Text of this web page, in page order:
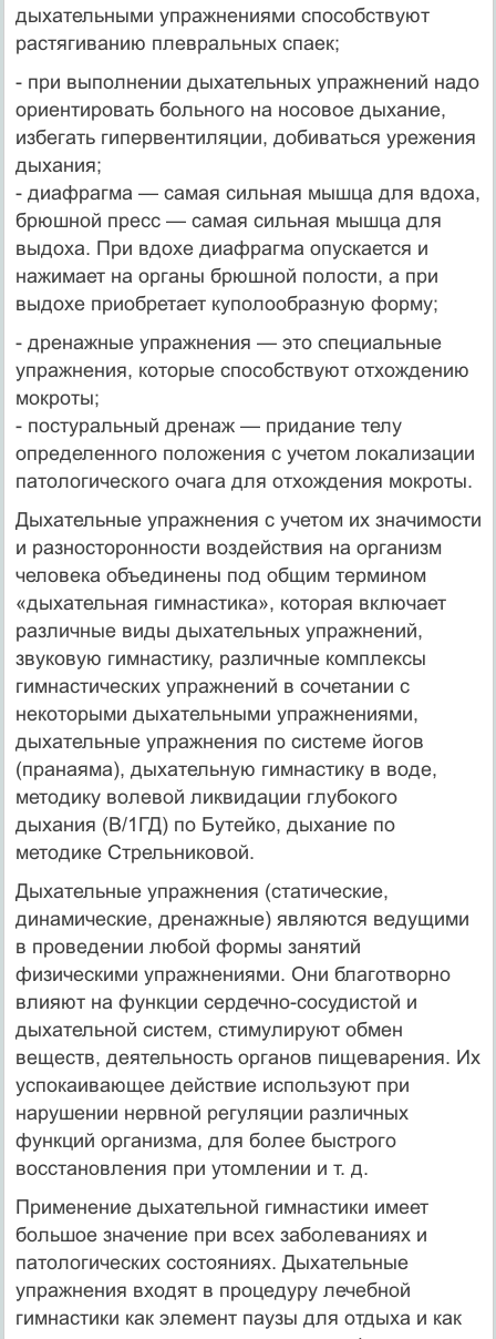
дыхательными упражнениями способствуют
растягиванию плевральных спаек;
- при выполнении дыхательных упражнений надо
ориентировать больного на носовое дыхание,
избегать гипервентиляции, добиваться урежения
дыхания;
- диафрагма — самая сильная мышца для вдоха,
брюшной пресс — самая сильная мышца для
выдоха. При вдохе диафрагма опускается и
нажимает на органы брюшной полости, а при
выдохе приобретает куполообразную форму;
- дренажные упражнения — это специальные
упражнения, которые способствуют отхождению
мокроты;
- постуральный дренаж — придание телу
определенного положения с учетом локализации
патологического очага для отхождения мокроты.
Дыхательные упражнения с учетом их значимости
и разносторонности воздействия на организм
человека объединены под общим термином
«дыхательная гимнастика», которая включает
различные виды дыхательных упражнений,
звуковую гимнастику, различные комплексы
гимнастических упражнений в сочетании с
некоторыми дыхательными упражнениями,
дыхательные упражнения по системе йогов
(пранаяма), дыхательную гимнастику в воде,
методику волевой ликвидации глубокого
дыхания (В/1ГД) по Бутейко, дыхание по
методике Стрельниковой.
Дыхательные упражнения (статические,
динамические, дренажные) являются ведущими
в проведении любой формы занятий
физическими упражнениями. Они благотворно
влияют на функции сердечно-сосудистой и
дыхательной систем, стимулируют обмен
веществ, деятельность органов пищеварения. Их
успокаивающее действие используют при
нарушении нервной регуляции различных
функций организма, для более быстрого
восстановления при утомлении и т. д.
Применение дыхательной гимнастики имеет
большое значение при всех заболеваниях и
патологических состояниях. Дыхательные
упражнения входят в процедуру лечебной
гимнастики как элемент паузы для отдыха и как